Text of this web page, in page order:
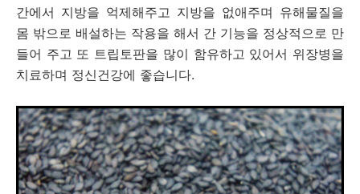
간에서 지방을 억제해주고 지방을 없애주며 유해물질을
몸 밖으로 배설하는 작용을 해서 간 기능을 정상적으로 만
들어 주고 또 트립토판을 많이 함유하고 있어서 위장병을
치료하며 정신건강에 좋습니다.